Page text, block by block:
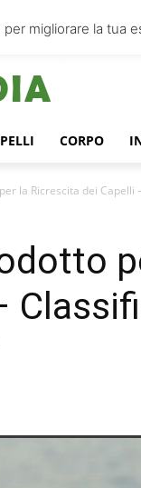
CORPO
la Ricrescita dei Capelli
per migliorare la tua